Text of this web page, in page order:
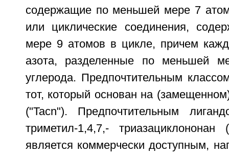
содержащие по меньшей мере 7
или циклические соединения,
мере 9 атомов в цикле, причем
азота, разделенные по меньшей
углерода. Предпочтительным
тот, который основан на
("Tacn"). Предпочтительным
триметил-1,4,7,- триазациклононан
является коммерчески доступным,